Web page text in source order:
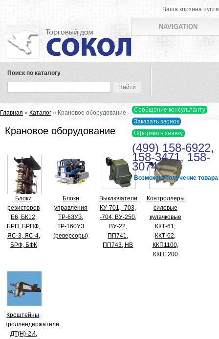
Ваша корзина пуста
NAVIGATION
Поиск по каталогу
(499) 158-6922,
158-3471, 158-
3074
Возможно получение товара
Вы здесь
Главная » Каталог» Крановое оборудование
Крановое оборудование
Блоки
резисторов
Б6, БК12,
БРП, БРПФ,
ЯС-3, ЯС-4,
БРФ, БФК
Блоки
управления
ТР-6ЗУЗ,
ТР-160УЗ
(реверсоры)
Выключатели
КУ-701, -703,
-704, ВУ-250,
ВУ-22,
ПП741,
ПП743, НВ
Контроллеры
силовые
кулачковые
ККТ-61,
ККТ-62,
ККП1100,
ККП1200
Кроштейны,
троллеедержатели
ДТ(Н)-2И,